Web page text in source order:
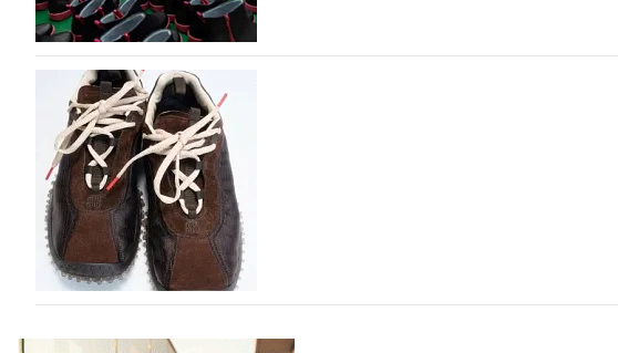
Объем мирового производства обуви в 2025 году
В 2025 году мировое производство обуви практически не изменилось,
на 0,1% до 24,6 млрд пар, - данные опубликованы в аналитическом
2026», Португальской ассоциацией…
06.08.2026 747